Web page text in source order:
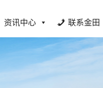
资讯中心 联系金田